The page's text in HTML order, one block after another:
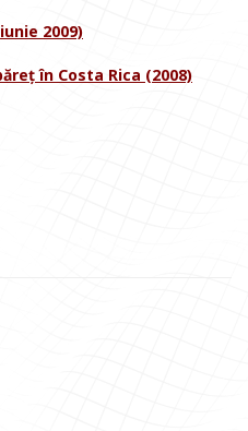
2009)
în Costa Rica (2008)